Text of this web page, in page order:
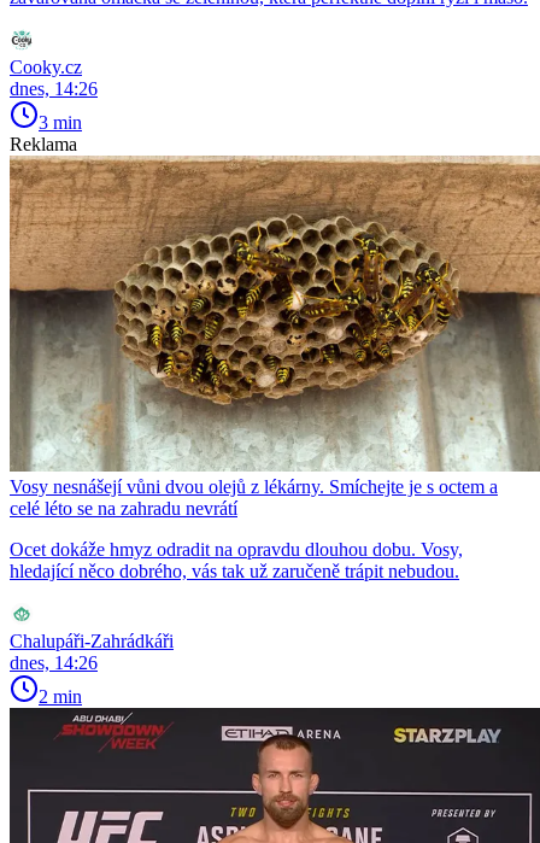
Cooky.cz
dnes, 14:26
3 min
Reklama
Vosy nesnášejí vůni dvou olejů z lékárny. Smíchejte je s octem a
celé léto se na zahradu nevrátí
Ocet dokáže hmyz odradit na opravdu dlouhou dobu. Vosy,
hledající něco dobrého, vás tak už zaručeně trápit nebudou.
Chalupáři-Zahrádkáři
dnes, 14:26
2 min